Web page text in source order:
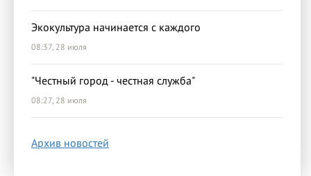
Экокультура начинается с каждого
08:37, 28 июля
"Честный город - честная служба"
08:27, 28 июля
Архив новостей